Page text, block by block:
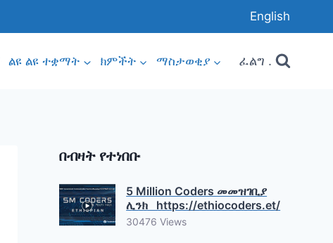
English
ልዩ ልዩ ተቋማት ክምችት ማስታወቂያ ፈልግ .
በብዛት የተነበቡ
5 Million Coders መመዝገቢያ
ሊንክ https://ethiocoders.et/
30476 Views